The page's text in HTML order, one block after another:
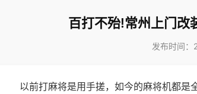
百打不殆!常州上门改
发布时间
以前打麻将是用手搓，如今的麻将机都是